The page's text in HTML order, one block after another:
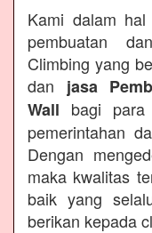
Kami dalam
pembuatan
Climbing yang
dan jasa
Wall bagi
pemerintahan
Dengan
maka kwalitas
baik yang
berikan kepada